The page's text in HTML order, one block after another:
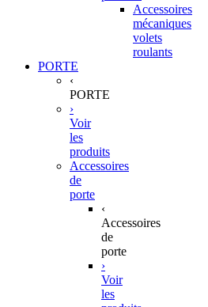
Accessoires
mécaniques
volets
roulants
PORTE
‹
PORTE
›
Voir
les
produits
Accessoires
de
porte
‹
Accessoires
de
porte
›
Voir
les